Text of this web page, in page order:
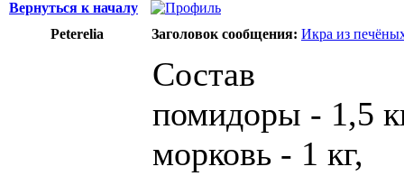
Вернуться к началу
Peterelia
Заголовок сообщения: Икра из
Состав
помидоры - 1,5
морковь - 1 кг,